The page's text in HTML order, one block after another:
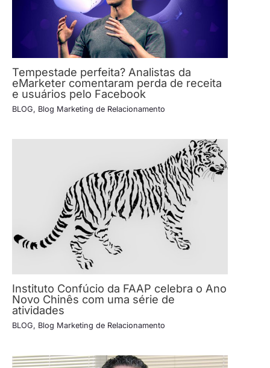
Tempestade perfeita? Analistas da
eMarketer comentaram perda de receita
e usuários pelo Facebook
BLOG, Blog Marketing de Relacionamento
Instituto Confúcio da FAAP celebra o Ano
Novo Chinês com uma série de
atividades
BLOG, Blog Marketing de Relacionamento